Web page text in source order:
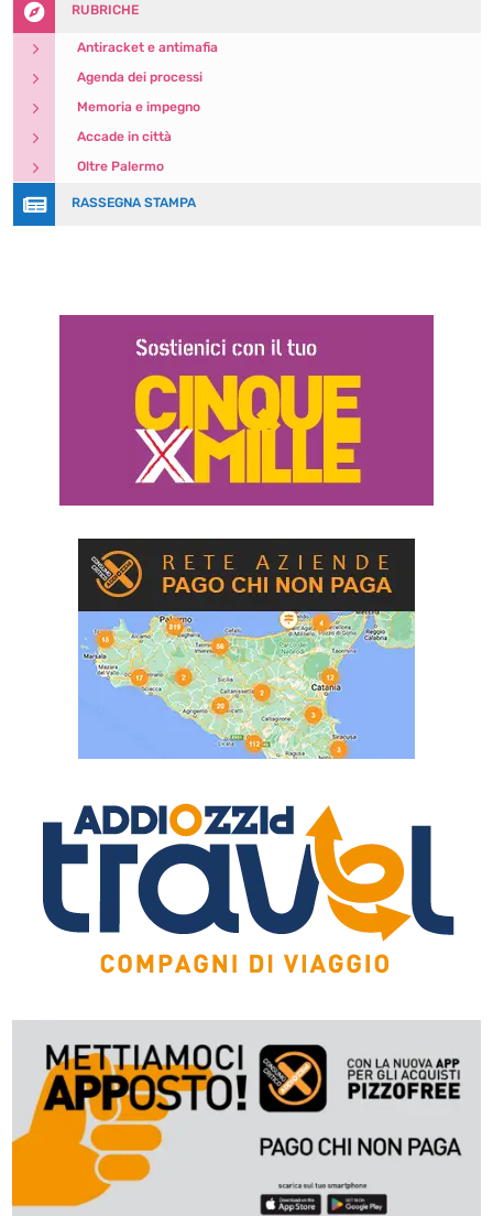
 RUBRICHE
5 Antiracket e antimafia
5 Agenda dei processi
5 Memoria e impegno
5 Accade in città
5 Oltre Palermo
 RASSEGNA STAMPA